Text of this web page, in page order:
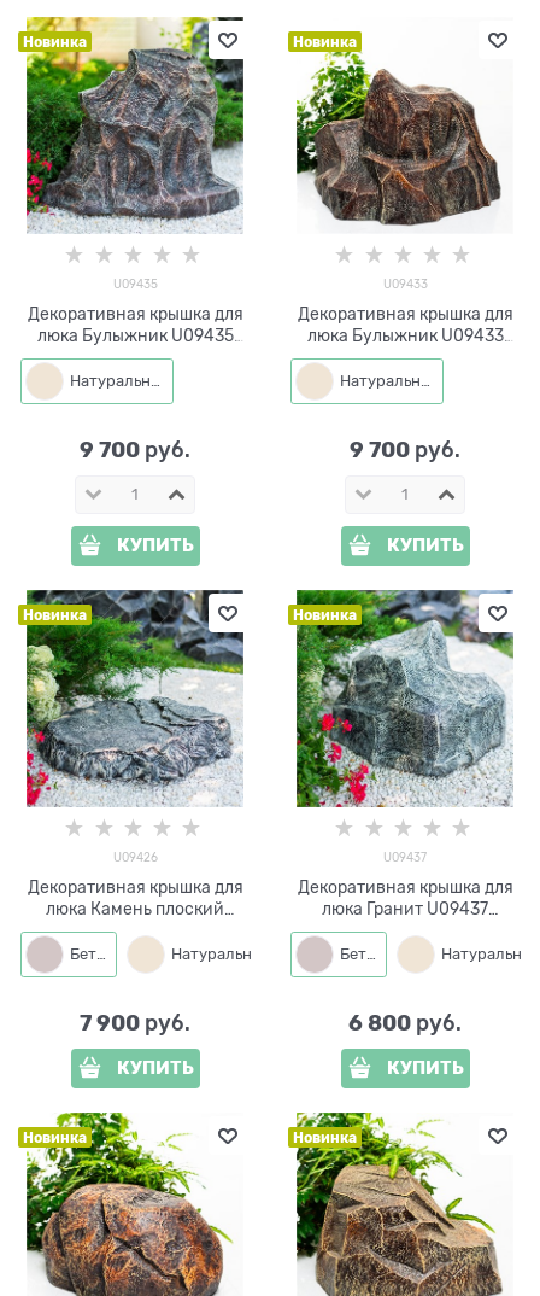
Новинка
U09435
Декоративная крышка для
люка Булыжник U09435
стеклопластик ширина 55
см Натуральный
9 700 руб.
КУПИТЬ
Новинка
U09433
Декоративная крышка для
люка Булыжник U09433
стеклопластик ширина 66
см Натуральный
9 700 руб.
КУПИТЬ
Новинка
U09426
Декоративная крышка для
люка Камень плоский
U09426 стеклопластик d=60
см
Бетон
7 900 руб.
КУПИТЬ
Новинка
U09437
Декоративная крышка для
люка Гранит U09437
стеклопластик ширина 75
см
Бетон
6 800 руб.
КУПИТЬ
Новинка Новинка